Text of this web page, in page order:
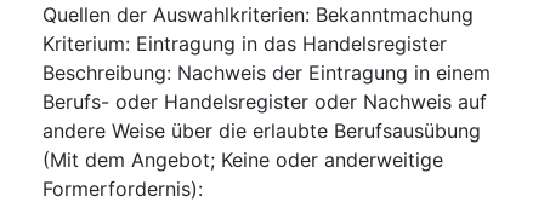
Quellen der Auswahlkriterien: Bekanntmachung
Kriterium: Eintragung in das Handelsregister
Beschreibung: Nachweis der Eintragung in einem
Berufs- oder Handelsregister oder Nachweis auf
andere Weise über die erlaubte Berufsausübung
(Mit dem Angebot; Keine oder anderweitige
Formerfordernis):